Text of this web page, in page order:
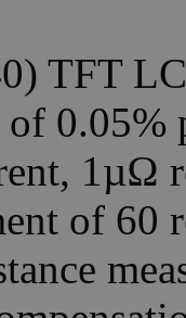
TFT
0.05%
1µΩ
of 60